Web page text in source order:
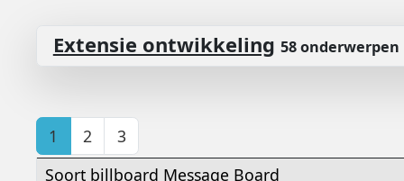
Extensie ontwikkeling 58 onderwerpen
1 2
3
Soort billboard Message Board